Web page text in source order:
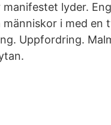
lyder.
i med
Uppfordring.